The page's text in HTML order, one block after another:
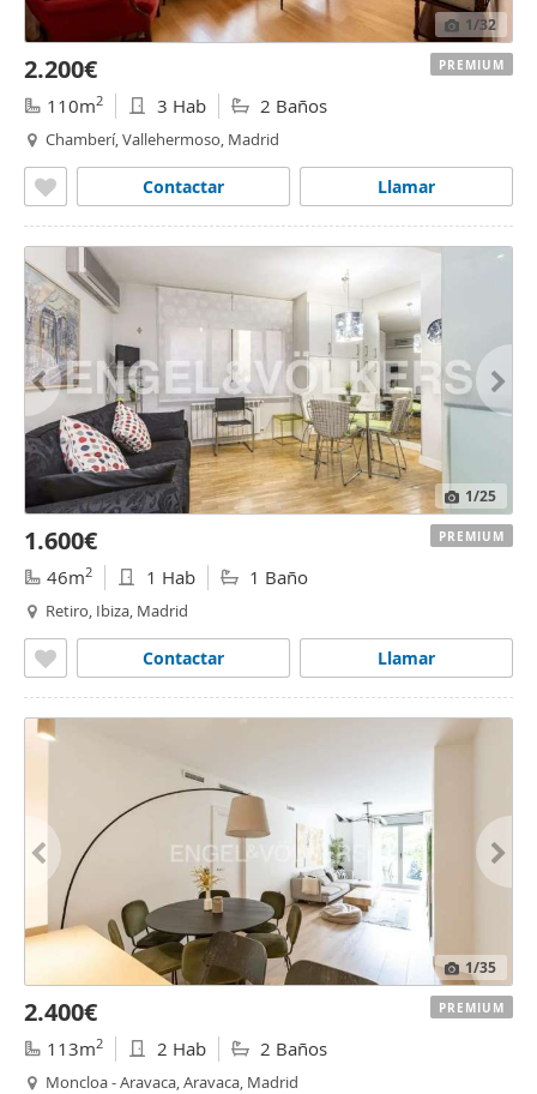
1/32
2.200€
110m2 3 Hab 2 Baños
Chamberí, Vallehermoso, Madrid
Llamar
Contactar
PREMIUM
1/25
1.600€
46m2 1 Hab 1 Baño
Retiro, Ibiza, Madrid
Llamar
Contactar
PREMIUM
1/35
2.400€
113m2 2 Hab 2 Baños
Moncloa - Aravaca, Aravaca, Madrid
PREMIUM